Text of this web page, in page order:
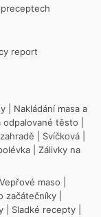
report
Nakládání masa a
odpalované těsto
Svíčková
Zálivky na
Vepřové maso
začátečníky
Sladké recepty